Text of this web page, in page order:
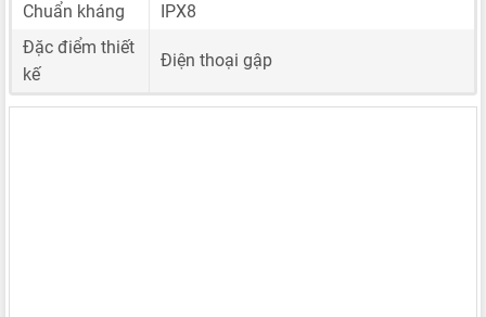
Chuẩn kháng
IPX8
Đặc điểm thiết
kế
Điện thoại gập